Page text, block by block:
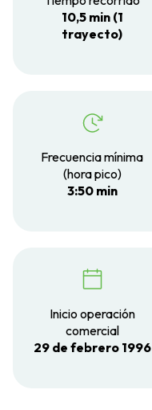
10,5 min (1
trayecto)
Frecuencia mínima
(hora pico)
3:50 min
Inicio operación
comercial
29 de febrero 1996